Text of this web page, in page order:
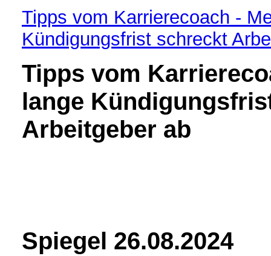
Tipps vom Karrierecoach -
Kündigungsfrist schreckt
Tipps vom
lange
Arbeitgeber ab
Spiegel 26.08.2024